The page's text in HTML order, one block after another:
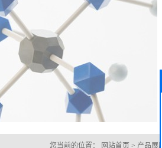
您当前的位置： 网站首页 > 产品展厅